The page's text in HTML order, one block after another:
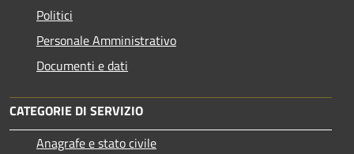
Politici
Personale Amministrativo
Documenti e dati
CATEGORIE DI SERVIZIO
Anagrafe e stato civile